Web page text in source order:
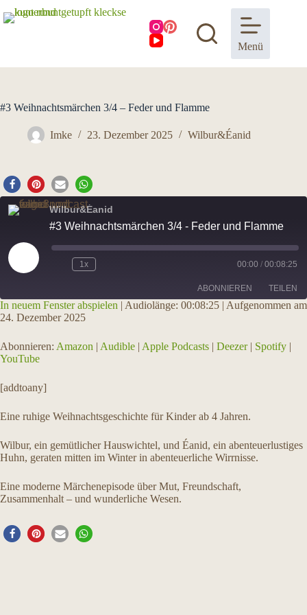
Inhalt
Menü
#3 Weihnachtsmärchen 3/4 – Feder und Flamme
Imke 23. Dezember 2025 Wilbur&Éanid
Wilbur&Éanid
#3 Weihnachtsmärchen 3/4 - Feder und Flamme
Play
Episode
1x 00:00 / 00:08:25
ABONNIEREN TEILEN
Apple Podcasts Deezer
RSS FEED
LINK
EMBED
In neuem Fenster abspielen | Audiolänge: 00:08:25 | Aufgenommen am
24. Dezember 2025
Abonnieren: Amazon | Audible | Apple Podcasts | Deezer| Spotify |
YouTube
[addtoany]
Eine ruhige Weihnachtsgeschichte für Kinder ab 4 Jahren.
Wilbur, ein gemütlicher Hauswichtel, und Éanid, ein abenteuerlustiges
Huhn, geraten mitten im Winter in abenteuerliche Wirrnisse.
Eine moderne Märchenepisode über Mut, Freundschaft,
Zusammenhalt – und wunderliche Wesen.